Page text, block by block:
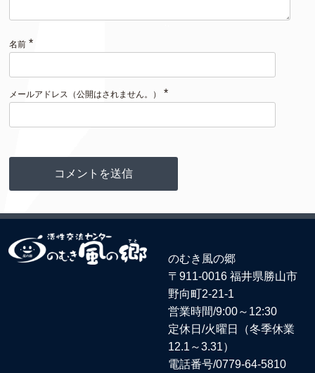
名前 *
メールアドレス（公開はされません。） *
のむき風の郷
〒911-0016 福井県勝山市
野向町2-21-1
営業時間/9:00～12:30
定休日/火曜日（冬季休業
12.1～3.31）
電話番号/0779-64-5810